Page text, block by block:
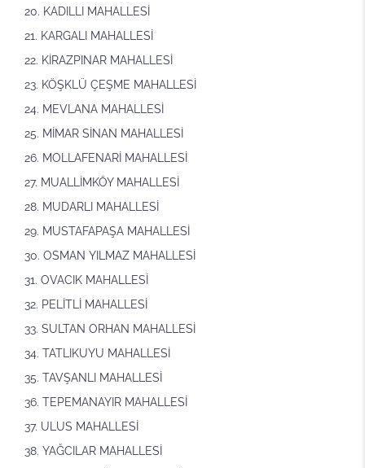
KADILLI MAHALLESİ
KARGALI MAHALLESİ
KİRAZPINAR MAHALLESİ
KÖŞKLÜ ÇEŞME MAHALLESİ
MEVLANA MAHALLESİ
MİMAR SİNAN MAHALLESİ
MOLLAFENARİ MAHALLESİ
MUALLİMKÖY MAHALLESİ
MUDARLI MAHALLESİ
MUSTAFAPAŞA MAHALLESİ
OSMAN YILMAZ MAHALLESİ
OVACIK MAHALLESİ
PELİTLİ MAHALLESİ
SULTAN ORHAN MAHALLESİ
TATLIKUYU MAHALLESİ
TAVŞANLI MAHALLESİ
TEPEMANAYIR MAHALLESİ
ULUS MAHALLESİ
YAĞCILAR MAHALLESİ